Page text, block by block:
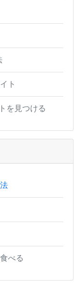
ト
を見つける
べる